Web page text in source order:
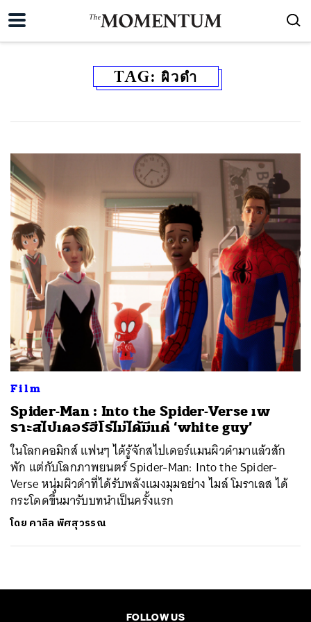
TAG: ผิวดำ
Film
Spider-Man : Into the Spider-Verse เพ
ราะสไปเดอร์ฮีโร่ไม่ได้มีแค่ ‘white guy’
ในโลกคอมิกส์ แฟนๆ ได้รู้จักสไปเดอร์แมนผิวดำมาแล้วสัก
พัก แต่กับโลกภาพยนตร์ Spider-Man: Into the Spider-
Verse หนุ่มผิวดำที่ได้รับพลังแมงมุมอย่าง ไมล์ โมราเลส ได้
กระโดดขึ้นมารับบทนำเป็นครั้งแรก
โดย คาลิล พิศสุวรรณ
FOLLOW US
ค้นหา
SHARE TWEET LINE EMAIL